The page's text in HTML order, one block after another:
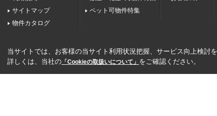
サイトマップ
物件カタログ
ペット可物件特集
当サイトでは、お客様の当サイト利用状況把握、サービス向上検討
詳しくは、当社の 「Cookieの取扱いについて」 をご確認ください。